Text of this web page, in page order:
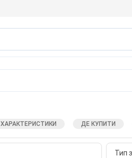
ХАРАКТЕРИСТИКИ ДЕ КУПИТИ
Тип